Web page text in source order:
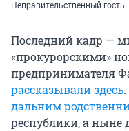
Неправительственный гость
Последний кадр —
«прокурорскими»
предпринимателя
рассказывали здесь
дальним
республики, а ныне